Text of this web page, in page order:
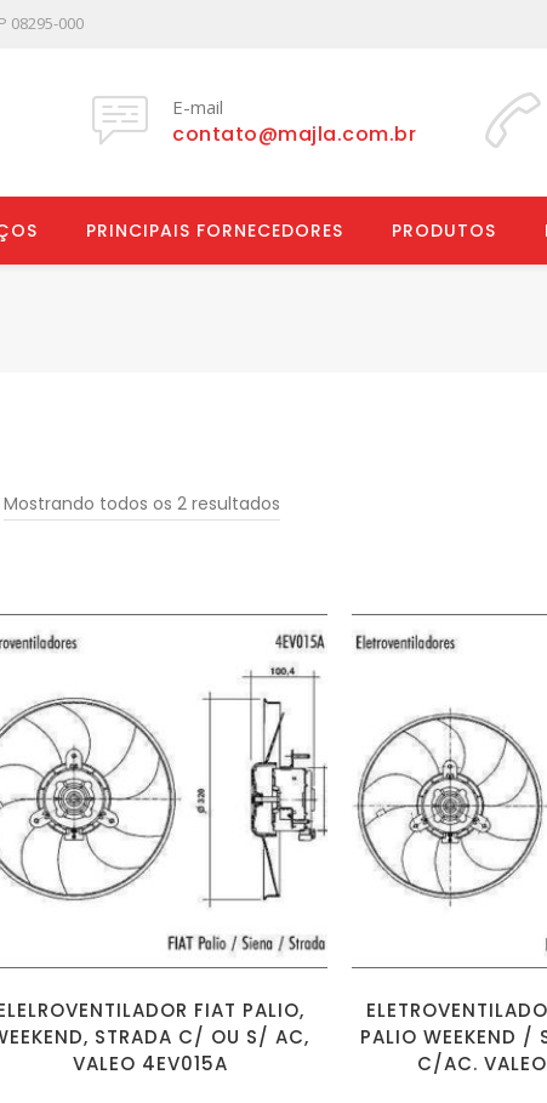
08295-000
E-mail
contato@majla.com.br
PRINCIPAIS FORNECEDORES PRODUTOS
Mostrando todos os 2 resultados
FIAT PALIO,
STRADA C/ OU S/ AC,
VALEO 4EV015A
PALIO WEEKEND /
C/AC.